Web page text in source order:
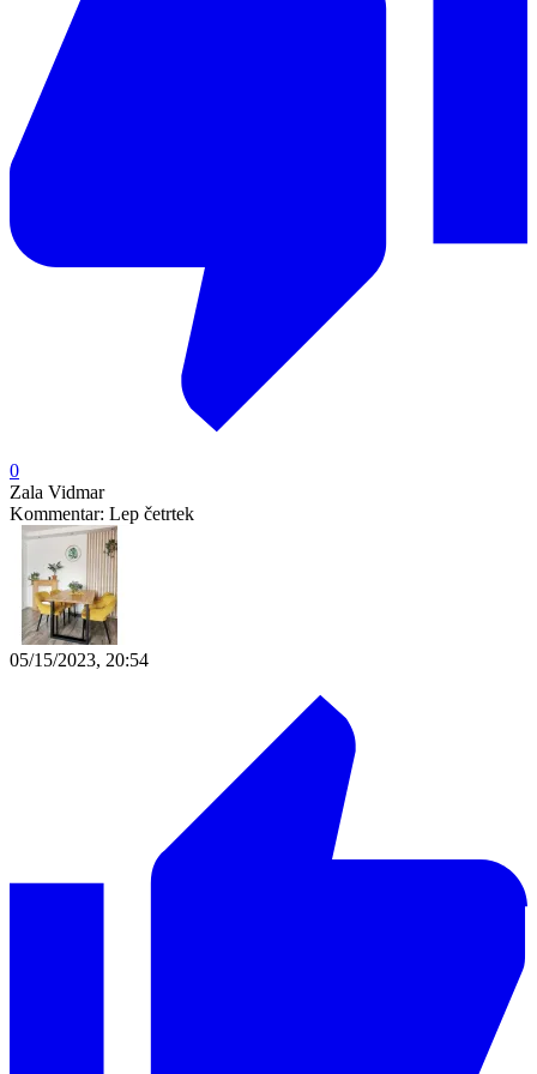
0
Zala Vidmar
Kommentar: Lep četrtek
05/15/2023, 20:54